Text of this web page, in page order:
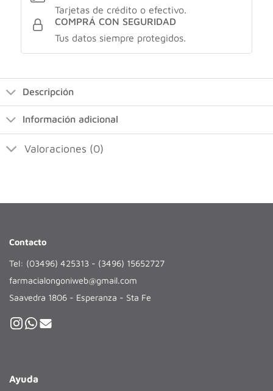
Tarjetas de crédito o efectivo.
COMPRÁ CON SEGURIDAD
Tus datos siempre protegidos.
Descripción
Información adicional
Valoraciones (0)
Contacto
Tel: (03496) 425313 - (3496) 15652727
farmacialongoniweb@gmail.com
Saavedra 1806 - Esperanza - Sta Fe
Ayuda